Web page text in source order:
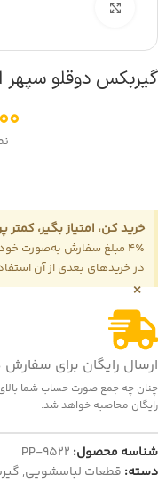
گیربکس دوقلو سپهر
خرید کن، امتیاز بگیر،
4٪ مبلغ سفارش به‌صورت
در خریدهای بعدی از آن
×
ارسال رایگان برای سفارش های بالای
رایگان محاصبه خواهد شد.
شناسه محصول: PP-9522
دسته: قطعات لباسشویی,